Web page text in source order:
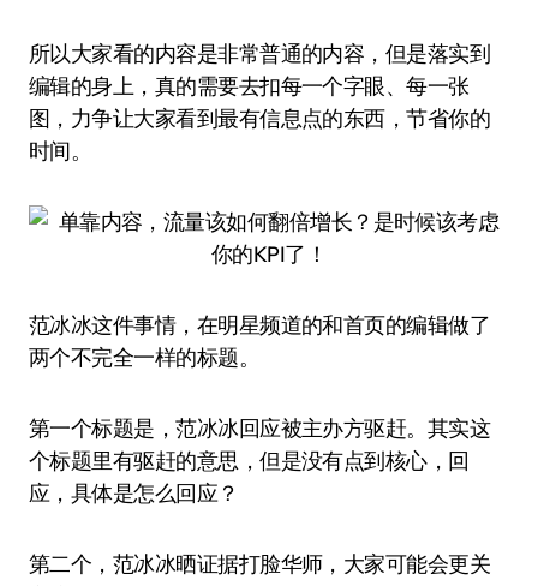
所以大家看的内容是非常普通的内容，但是落实到
编辑的身上，真的需要去扣每一个字眼、每一张
图，力争让大家看到最有信息点的东西，节省你的
时间。
范冰冰这件事情，在明星频道的和首页的编辑做了
两个不完全一样的标题。
第一个标题是，范冰冰回应被主办方驱赶。其实这
个标题里有驱赶的意思，但是没有点到核心，回
应，具体是怎么回应？
第二个，范冰冰晒证据打脸华师，大家可能会更关